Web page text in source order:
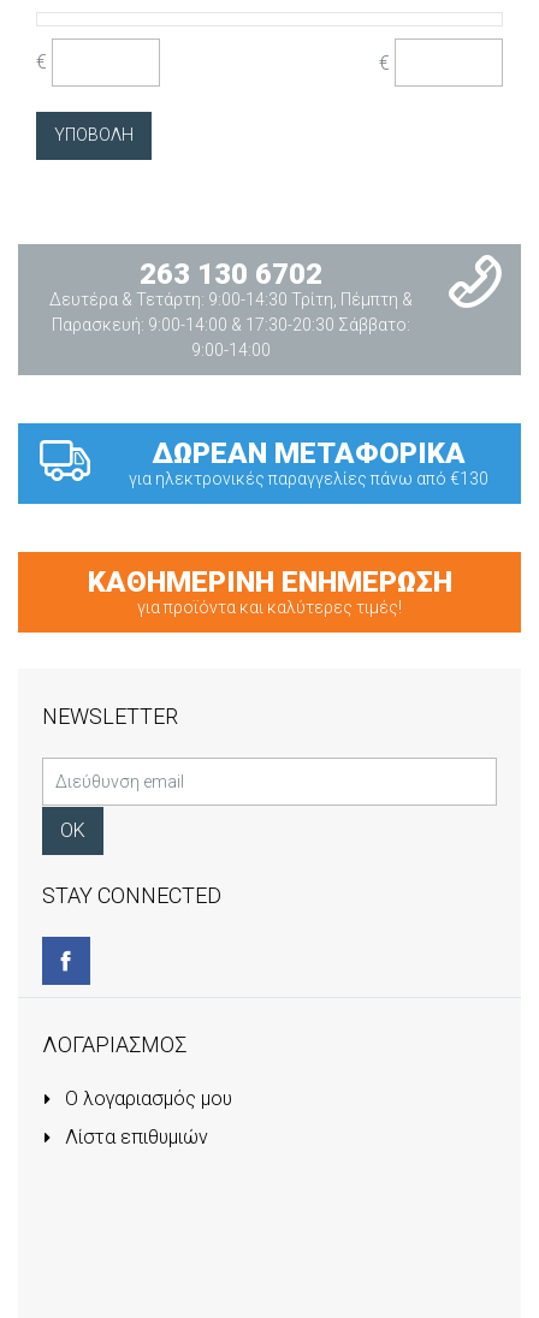
€ €
263 130 6702
Δευτέρα & Τετάρτη: 9:00-14:30 Τρίτη, Πέμπτη &
Παρασκευή: 9:00-14:00 & 17:30-20:30 Σάββατο:
9:00-14:00
ΔΩΡΕΑΝ ΜΕΤΑΦΟΡΙΚΑ
για ηλεκτρονικές παραγγελίες πάνω από €130
ΚΑΘΗΜΕΡΙΝΗ ΕΝΗΜΕΡΩΣΗ
για προϊόντα και καλύτερες τιμές!
NEWSLETTER
STAY CONNECTED
ΛΟΓΑΡΙΑΣΜΟΣ
Ο λογαριασμός μου
Λίστα επιθυμιών